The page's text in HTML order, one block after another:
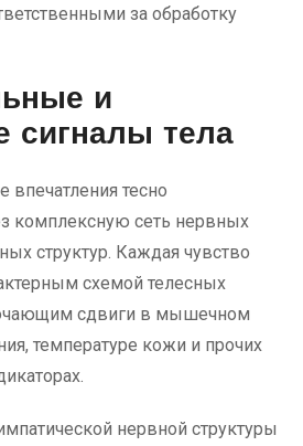
за обработку
и
сигналы тела
тесно
комплексную сеть нервных
структур. Каждая чувство
схемой телесных
сдвиги в мышечном
температуре кожи и прочих
нервной структуры